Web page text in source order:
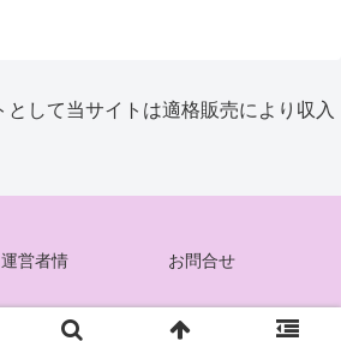
して当サイトは適格販売により収入
営者情
お問合せ
© 2025 花ぐるみ.